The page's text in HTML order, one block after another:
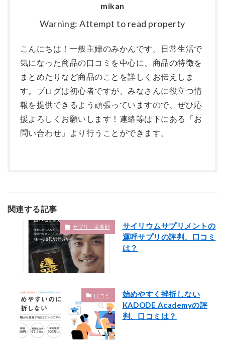
mikan
Warning: Attempt to read property
こんにちは！一般主婦のみかんです。日常生活で
気になった商品の口コミを中心に、商品の特徴を
まとめたりなど商品のことを詳しくお伝えしま
す。ブログは初心者ですが、みなさんに役立つ情
報を提供できるよう頑張っていますので、ぜひ応
援よろしくお願いします！連絡等は下にある「お
問い合わせ」より行うことができます。
関連する記事
サプリ・栄養剤
サイリウムサプリメントの
運呼サプリの評判、口コミ
は？
口コミ
始めやすく挫折しない
KADODE Academyの評
判、口コミは？